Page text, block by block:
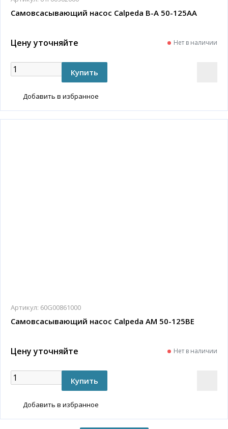
Самовсасывающий насос Calpeda B-A 50-125AA
Цену уточняйте Нет в наличии
Добавить в избранное
Артикул: 60G00861000
Самовсасывающий насос Calpeda AM 50-125BE
Цену уточняйте Нет в наличии
Добавить в избранное